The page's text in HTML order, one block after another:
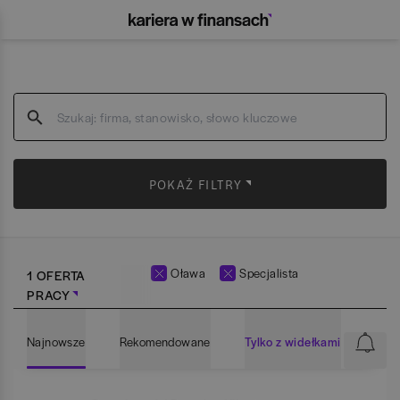
POKAŻ FILTRY
1 OFERTA
PRACY
Oława Specjalista
Najnowsze Rekomendowane Tylko z widełkami